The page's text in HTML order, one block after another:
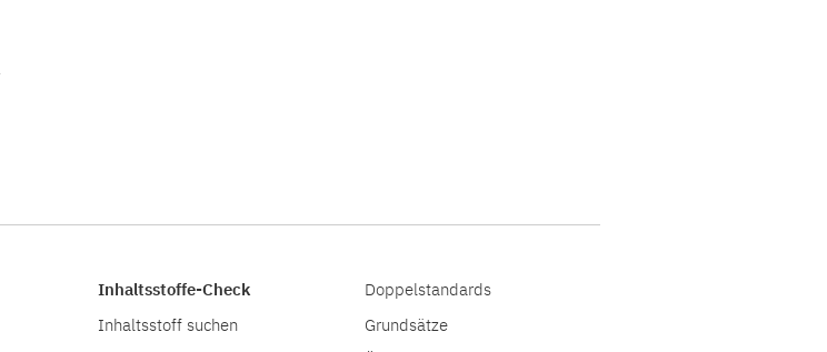
Inhaltsstoffe-Check
Inhaltsstoff suchen
Doppelstandards
Grundsätze